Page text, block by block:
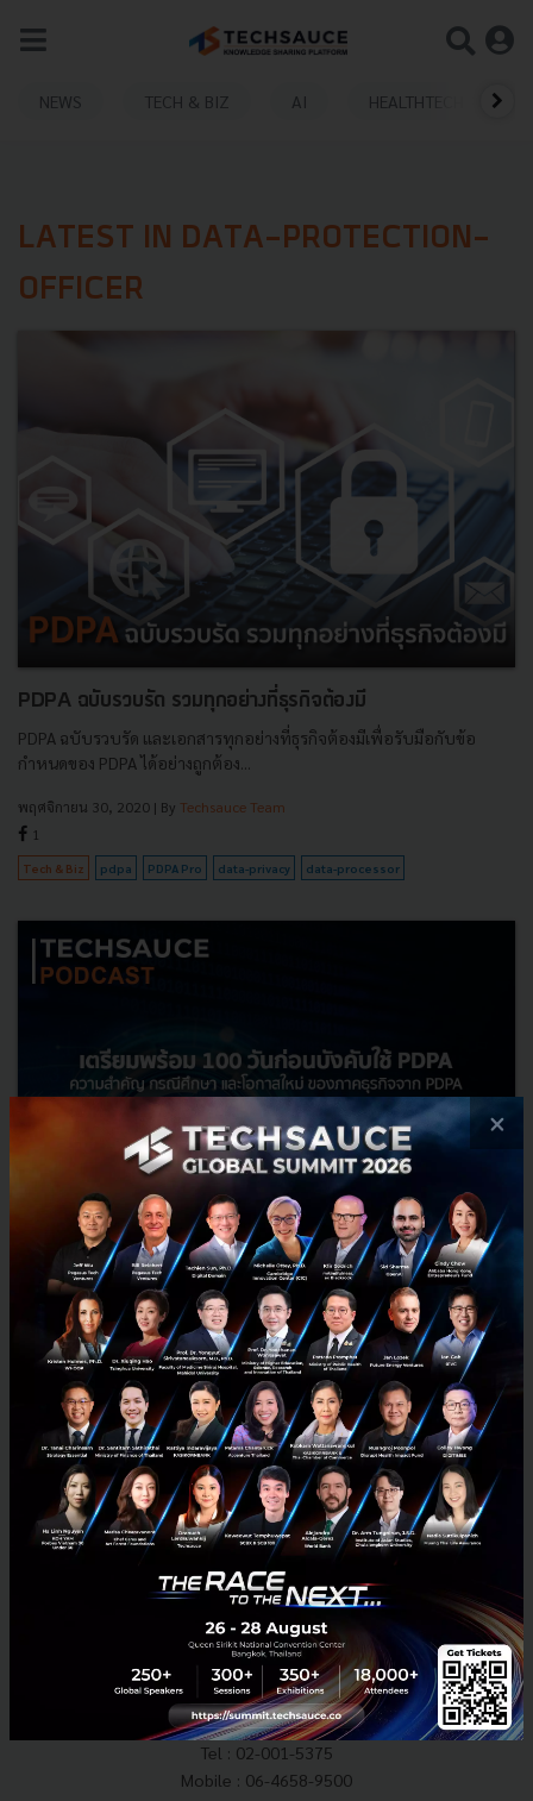
NEWS TECH & BIZ AI HEALTHTECH
LATEST IN DATA-PROTECTION-
OFFICER
PDPA ฉบับรวบรัด รวมทุกอย่างที่ธุรกิจต้องมี
PDPA ฉบับรวบรัด และเอกสารทุกอย่างที่ธุรกิจต้องมีเพื่อรับมือกับข้อ
กำหนดของ PDPA ได้อย่างถูกต้อง...
พฤศจิกายน 30, 2020 | By Techsauce Team
1
Tech & Biz pdpa PDPA Pro data-privacy data-processor
เตรียมพร้อม 100 วันก่อนบังคับใช้ PDPA ความสำคัญ กรณี
ศึกษา และโอกาสใหม่ของภาคธุรกิจจาก PDPA
หากพูดถึงเทรนด์ธุรกิจที่มาแรงมากในช่วงปีที่ผ่านมา คงหนีไม่พ้นการใช้
Big Data เพื่อวิเคราะห์กลยุทธ์จากข้อมูลส่วนบุคคล ซึ่งหาก Big Data คือ
พลังที่ยิ่งใหญ่ พ.ร.บ. คุ้มครองข้อมูลส่วนบุ...
มีนาคม 12, 2020| ByTechsauce Team
Podcast pdpa Data Subjuct Data Processor data-controller
E-mail :contact@techsauce.co
Tel : 02-001-5375
Mobile : 06-4658-9500
×